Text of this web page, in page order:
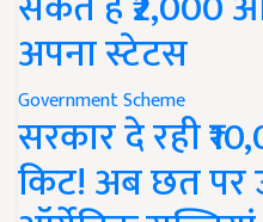
अपना स्टेटस
Government Scheme
सरकार दे रही
किट! अब छत पर